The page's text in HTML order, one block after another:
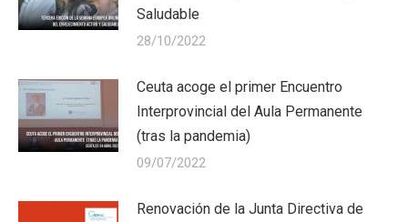
Saludable
28/10/2022
Ceuta acoge el primer Encuentro
Interprovincial del Aula Permanente
(tras la pandemia)
09/07/2022
Renovación de la Junta Directiva de